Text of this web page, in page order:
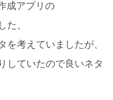
成アプリの
た、
を考えていましたが、
していたので良いネタ